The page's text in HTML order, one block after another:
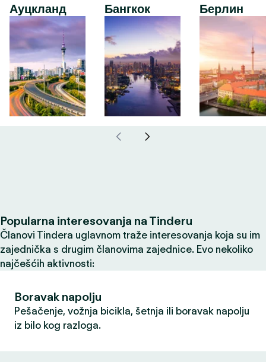
Ауцкланд Бангкок Берлин
Popularna interesovanja na Tinderu
Članovi Tindera uglavnom traže interesovanja koja su im
zajednička s drugim članovima zajednice. Evo nekoliko
najčešćih aktivnosti:
Boravak napolju
Pešačenje, vožnja bicikla, šetnja ili boravak napolju
iz bilo kog razloga.